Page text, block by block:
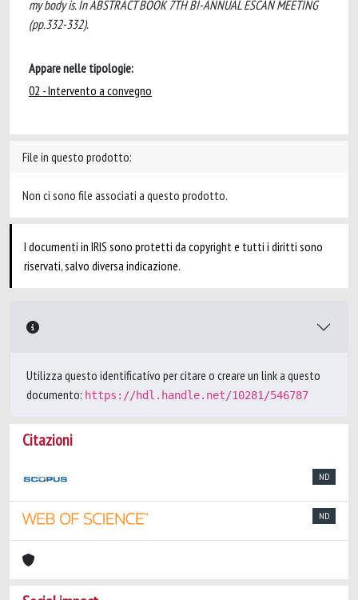
my body is. In ABSTRACT BOOK 7TH BI-ANNUAL ESCAN MEETING
(pp.332-332).
Appare nelle tipologie:
02 - Intervento a convegno
File in questo prodotto:
Non ci sono file associati a questo prodotto.
I documenti in IRIS sono protetti da copyright e tutti i diritti sono
riservati, salvo diversa indicazione.
Utilizza questo identificativo per citare o creare un link a questo
documento: https://hdl.handle.net/10281/546787
Citazioni
ND
ND